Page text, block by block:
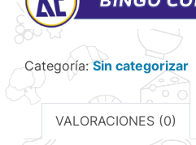
Categoría:Sin categorizar
VALORACIONES (0)